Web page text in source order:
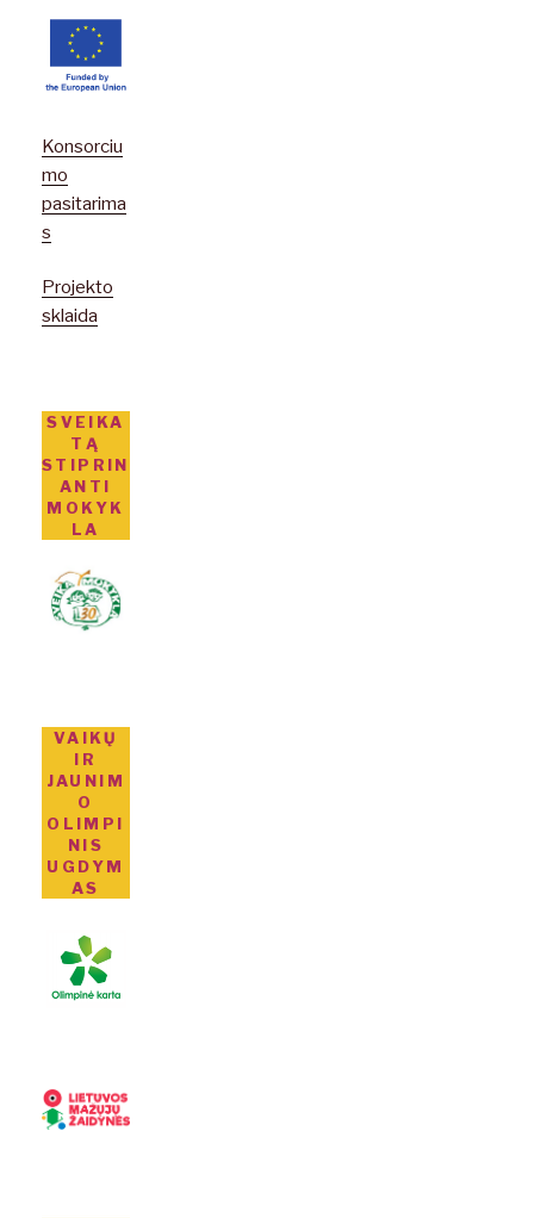
Konsorciu
mo
pasitarima
s
Projekto
sklaida
SVEIKA
TĄ
STIPRIN
ANTI
MOKYK
LA
VAIKŲ
IR
JAUNIM
O
OLIMPI
NIS
UGDYM
AS